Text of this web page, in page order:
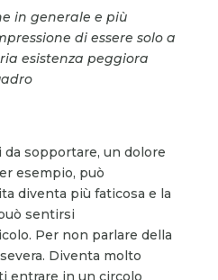
in generale e più
di essere solo a
esistenza peggiora
sopportare, un dolore
esempio, può
diventa più faticosa e la
sentirsi
Per non parlare della
Diventa molto
entrare in un circolo